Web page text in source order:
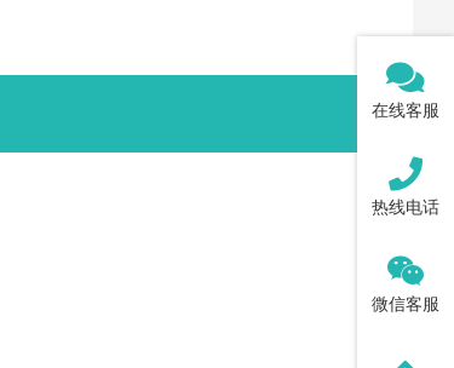
在线客服
热线电话
微信客服